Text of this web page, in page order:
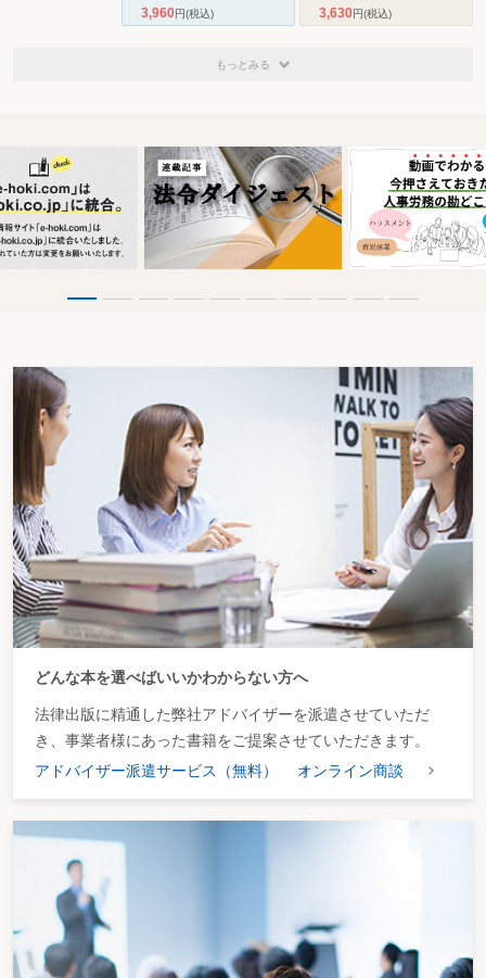
3,960円(税込)
3,630円(税込)
もっとみる
どんな本を選べばいいかわからない方へ
法律出版に精通した弊社アドバイザーを派遣させていただ
き、事業者様にあった書籍をご提案させていただきます。
アドバイザー派遣サービス（無料）
オンライン商談